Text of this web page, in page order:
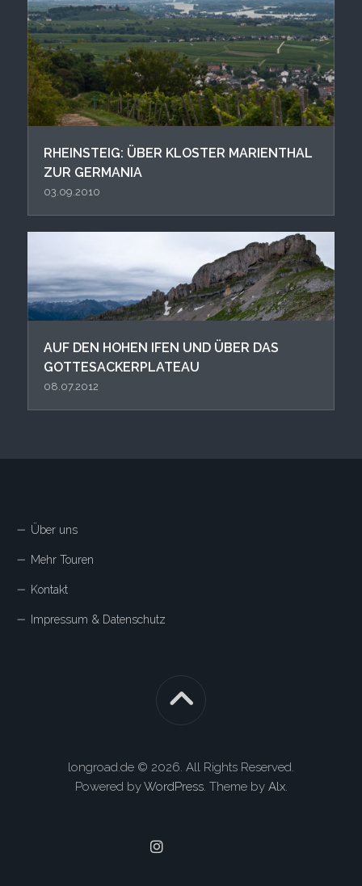
RHEINSTEIG: ÜBER KLOSTER MARIENTHAL
ZUR GERMANIA
03.09.2010
AUF DEN HOHEN IFEN UND ÜBER DAS
GOTTESACKERPLATEAU
08.07.2012
Über uns
Mehr Touren
Kontakt
Impressum & Datenschutz
longroad.de © 2026. All Rights Reserved.
Powered byWordPress. Theme by Alx.